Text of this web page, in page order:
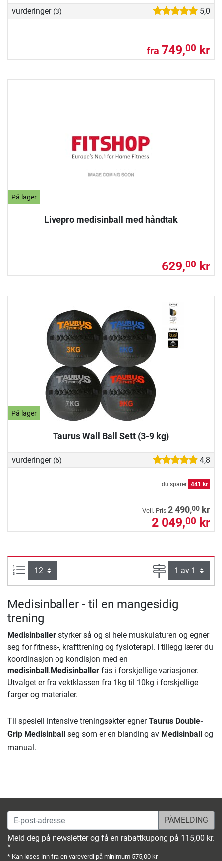
vurderinger (3) 5,0
fra 749,00 kr
På lager
Livepro medisinball med håndtak
629,00 kr
På lager
Taurus Wall Ball Sett (3-9 kg)
vurderinger (6) 4,8
du sparer 441 kr
Veil. Pris 2 490,00 kr
2 049,00 kr
Produkter pr. side: Side
Medisinballer - til en mangesidig
trening
Medisinballer styrker så og si hele muskulaturen og egner
seg for fitness-, krafttrening og fysioterapi. I tillegg lærer du
koordinasjon og kondisjon med en
medisinball.Medisinballer fås i forskjellige variasjoner.
Utvalget er fra vektklassen fra 1kg til 10kg i forskjellige
farger og materialer.
Til spesiell intensive treningsøkter egnerTaurus Double-
Grip Medisinball seg som er en blanding av Medisinball og
manual.
E-post-adresse
Meld deg på newsletter og få en rabattkupong på 115,00 kr.
*
* Kan løses inn fra en vareverdi på minimum 575,00 kr